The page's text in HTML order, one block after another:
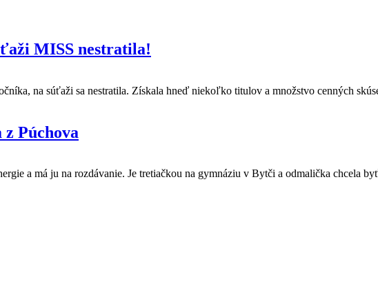
MISS nestratila!
na súťaži sa nestratila. Získala hneď niekoľko titulov a množstvo cenných
Púchova
a má ju na rozdávanie. Je tretiačkou na gymnáziu v Bytči a odmalička chcela